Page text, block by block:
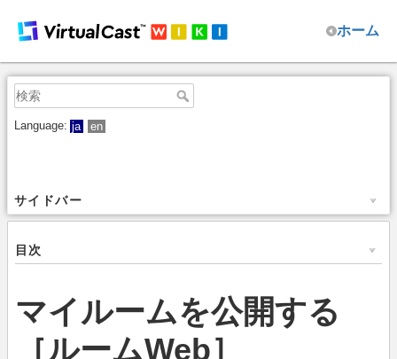
ホーム
Language: ja en
サイドバー
目次
マイルームを公開する
［ルームWeb］